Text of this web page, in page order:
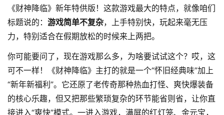
《财神降临》新年特供版！这款游戏最大的特点，就像咱们
标题说的： 游戏简单不复杂，上手特别快，玩起来毫无压
力，特别适合在假期放松的时候来上两把。
你可能要问了，现在游戏那么多，为啥要试试这个？哎，这
可不一样！《财神降临》主打的就是一个“怀旧经典味”加上
“新年新福利”。它还原了老传奇那种热血打怪、爽快爆装备
的核心乐趣，但又把那些繁琐复杂的环节能省则省，让你直
接进入“爽快”模式。一进入游戏，满屏的红灯笼、金元宝，